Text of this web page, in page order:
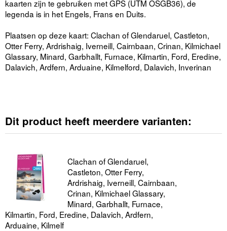
kaarten zijn te gebruiken met GPS (UTM OSGB36), de
legenda is in het Engels, Frans en Duits.
Plaatsen op deze kaart: Clachan of Glendaruel, Castleton,
Otter Ferry, Ardrishaig, Iverneill, Cairnbaan, Crinan, Kilmichael
Glassary, Minard, Garbhallt, Furnace, Kilmartin, Ford, Eredine,
Dalavich, Ardfern, Arduaine, Kilmelford, Dalavich, Inverinan
Dit product heeft meerdere varianten:
Clachan of Glendaruel,
Castleton, Otter Ferry,
Ardrishaig, Iverneill, Cairnbaan,
Crinan, Kilmichael Glassary,
Minard, Garbhallt, Furnace,
Kilmartin, Ford, Eredine, Dalavich, Ardfern,
Arduaine, Kilmelf